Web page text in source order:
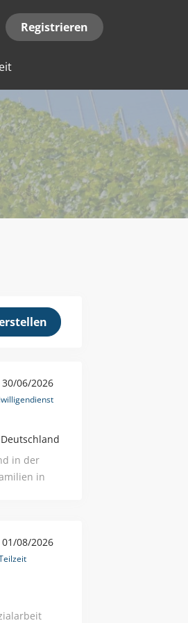
Registrieren
30/06/2026
in der
in
Schule
voller
Content
01/08/2026